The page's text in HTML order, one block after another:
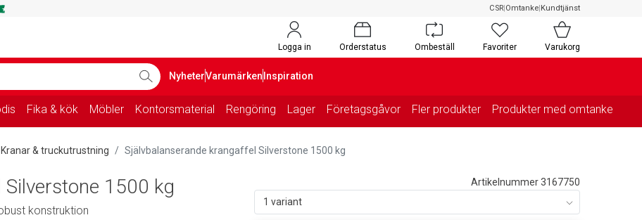
CSR|Omtanke|Kundtjänst
Logga in Orderstatus Ombeställ Favoriter Varukorg
NyheterVarumärken Inspiration
Fika & kök Möbler Kontorsmaterial Rengöring Lager Företagsgåvor Fler produkter Produkter med omtanke
Kranar & truckutrustning Självbalanserande krangaffel Silverstone 1500 kg
Artikelnummer 3167750
1 variant
1500 kg
konstruktion